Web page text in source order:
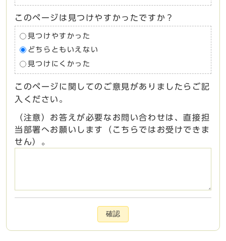
このページは見つけやすかったですか？
見つけやすかった
どちらともいえない
見つけにくかった
このページに関してのご意見がありましたらご記
入ください。
（注意）お答えが必要なお問い合わせは、直接担
当部署へお願いします（こちらではお受けできま
せん）。
確認